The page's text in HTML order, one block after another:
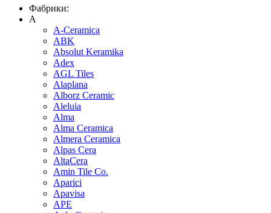
Фабрики:
A
A-Ceramica
ABK
Absolut Keramika
Adex
AGL Tiles
Alaplana
Alborz Ceramic
Aleluia
Alma
Alma Ceramica
Almera Ceramica
Alpas Cera
AltaCera
Amin Tile Co.
Aparici
Apavisa
APE